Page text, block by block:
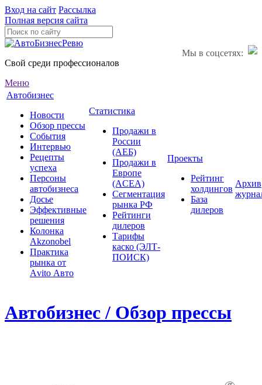
Вход на сайт Рассылка
Полная версия сайта
Мы в соцсетях:
Свой среди профессионалов
Меню
Автобизнес
Новости
Обзор прессы
События
Интервью
Рецепты
успеха
Персоны
автобизнеса
Досье
Эффективные
решения
Колонка
Akzonobel
Практика
рынка от
Аvito Авто
Статистика
Продажи в
России
(АЕБ)
Продажи в
Европе
(ACEA)
Сегментация
рынка РФ
Рейтинги
дилеров
Тарифы
каско (ЭЛТ-
ПОИСК)
Проекты
Рейтинг
холдингов
База
дилеров
Архив
Автобизнес / Обзор прессы